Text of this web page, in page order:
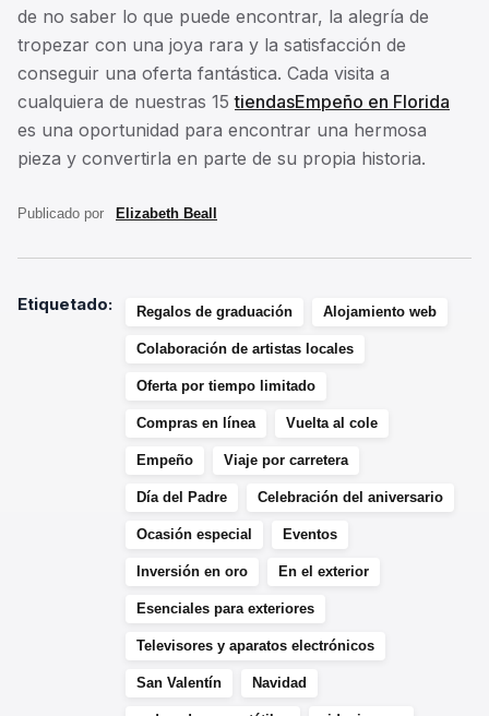
de no saber lo que puede encontrar, la alegría de
tropezar con una joya rara y la satisfacción de
conseguir una oferta fantástica. Cada visita a
cualquiera de nuestras 15tiendasEmpeño en Florida
es una oportunidad para encontrar una hermosa
pieza y convertirla en parte de su propia historia.
Publicado por Elizabeth Beall
Etiquetado: Regalos de graduación Alojamiento web
Colaboración de artistas locales
Oferta por tiempo limitado
Compras en línea Vuelta al cole
Empeño Viaje por carretera
Día del Padre Celebración del aniversario
Ocasión especial Eventos
Inversión en oro En el exterior
Esenciales para exteriores
Televisores y aparatos electrónicos
San Valentín Navidad